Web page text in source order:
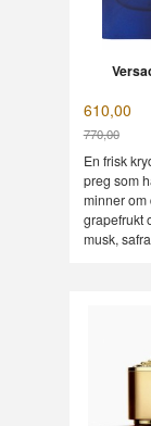
610,00
770,00
Rabatt
En frisk
preg som
minner om
grapefrukt
musk,